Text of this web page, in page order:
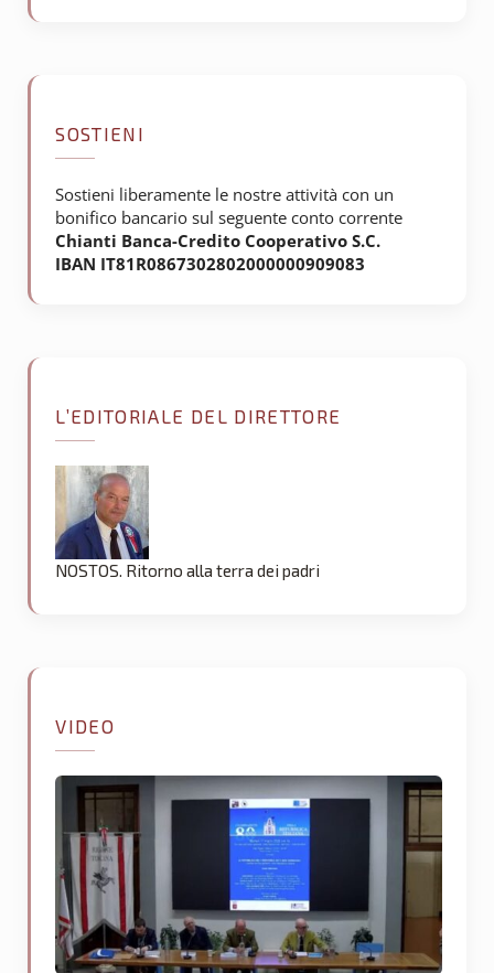
SOSTIENI
Sostieni liberamente le nostre attività con un
bonifico bancario sul seguente conto corrente
Chianti Banca-Credito Cooperativo S.C.
IBAN IT81R0867302802000000909083
L’EDITORIALE DEL DIRETTORE
NOSTOS. Ritorno alla terra dei padri
VIDEO